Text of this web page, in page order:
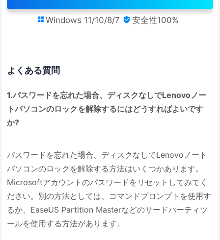
 Windows 11/10/8/7  安全性100%
よくある質問
1.パスワードを忘れた場合、ディスクなしでLenovoノー
トパソコンのロックを解除するにはどうすればよいです
か?
パスワードを忘れた場合、ディスクなしでLenovoノート
パソコンのロックを解除する方法はいくつかあります。
Microsoftアカウントのパスワードをリセットしてみてく
ださい。別の方法としては、コマンドプロンプトを使用す
るか、EaseUS Partition Masterなどのサードパーティツ
ールを使用する方法があります。